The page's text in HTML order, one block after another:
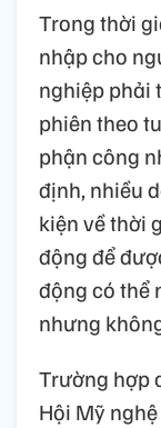
Trong thời
nhập cho
nghiệp phải
phiên theo
phận công
định, nhiều
kiện về thời
động để
động có thể
nhưng
Trường hợp
Hội Mỹ